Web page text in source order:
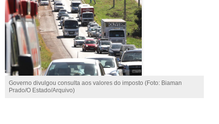
Governo divulgou consulta aos valores do imposto (Foto: Biaman
Prado/O Estado/Arquivo)